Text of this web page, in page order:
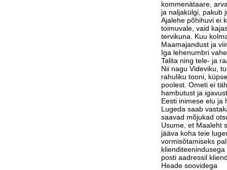
kommenätaare,
ja naljakülgi, pakub
Ajalehe põhihuvi ei
toimuvale, vaid
tervikuna. Kuu
Maamajandust ja
Iga lehenumbri
Talita ning tele- ja
Nii nagu Videviku,
rahuliku tooni,
poolest. Ometi ei
hambutust ja
Eesti inimese elu ja
Lugeda saab
saavad mõjukad
Usume, et Maaleht
jääva koha teie
vormisõtamiseks
posti aadressil
Heade soovidega